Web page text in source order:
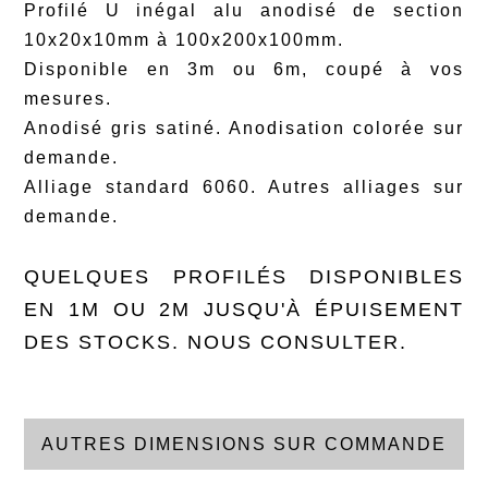
Profilé U inégal alu anodisé de section
10x20x10mm à 100x200x100mm.
Disponible en 3m ou 6m, coupé à vos
mesures.
Anodisé gris satiné. Anodisation colorée sur
demande.
Alliage standard 6060. Autres alliages sur
demande.
QUELQUES PROFILÉS DISPONIBLES
EN 1M OU 2M JUSQU'À ÉPUISEMENT
DES STOCKS. NOUS CONSULTER.
AUTRES DIMENSIONS SUR COMMANDE